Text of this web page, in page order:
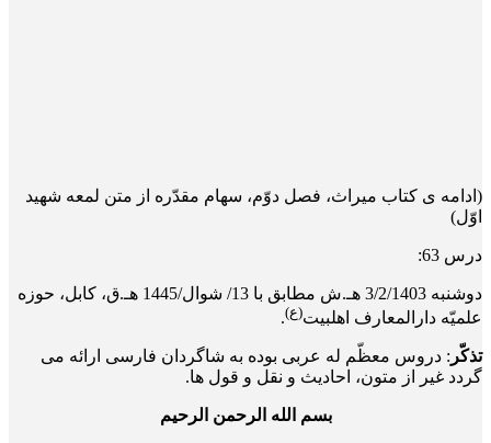
(ادامه ی کتاب میراث، فصل دوّم، سهام مقدّره از متن لمعه شهید
اوّل)
درس 63:
دوشنبه 3/2/1403 هـ.ش مطابق با 13/ شوال/1445 هـ.ق، کابل، حوزه
علمیّه دارالمعارف اهلبیت(ع).
تذکّر : دروس معظّم له عربی بوده به شاگردان فارسی ارائه می
گردد غیر از متون، احادیث و نقل و قول ها.
بسم الله الرحمن الرحیم